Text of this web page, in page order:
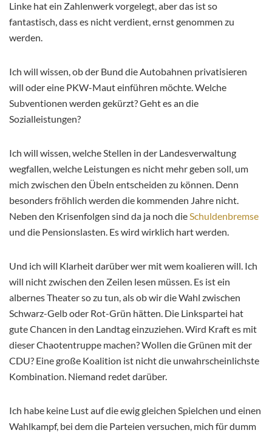
Linke hat ein Zahlenwerk vorgelegt, aber das ist so
fantastisch, dass es nicht verdient, ernst genommen zu
werden.
Ich will wissen, ob der Bund die Autobahnen privatisieren
will oder eine PKW-Maut einführen möchte. Welche
Subventionen werden gekürzt? Geht es an die
Sozialleistungen?
Ich will wissen, welche Stellen in der Landesverwaltung
wegfallen, welche Leistungen es nicht mehr geben soll, um
mich zwischen den Übeln entscheiden zu können. Denn
besonders fröhlich werden die kommenden Jahre nicht.
Neben den Krisenfolgen sind da ja noch dieSchuldenbremse
und die Pensionslasten. Es wird wirklich hart werden.
Und ich will Klarheit darüber wer mit wem koalieren will. Ich
will nicht zwischen den Zeilen lesen müssen. Es ist ein
albernes Theater so zu tun, als ob wir die Wahl zwischen
Schwarz-Gelb oder Rot-Grün hätten. Die Linkspartei hat
gute Chancen in den Landtag einzuziehen. Wird Kraft es mit
dieser Chaotentruppe machen? Wollen die Grünen mit der
CDU? Eine große Koalition ist nicht die unwahrscheinlichste
Kombination. Niemand redet darüber.
Ich habe keine Lust auf die ewig gleichen Spielchen und einen
Wahlkampf, bei dem die Parteien versuchen, mich für dumm